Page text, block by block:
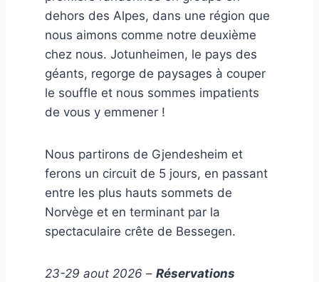
dehors des Alpes, dans une région que
nous aimons comme notre deuxième
chez nous. Jotunheimen, le pays des
géants, regorge de paysages à couper
le souffle et nous sommes impatients
de vous y emmener !
Nous partirons de Gjendesheim et
ferons un circuit de 5 jours, en passant
entre les plus hauts sommets de
Norvège et en terminant par la
spectaculaire crête de Bessegen.
23-29 aout 2026 – Réservations